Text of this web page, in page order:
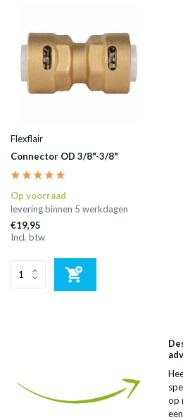
Flexflair
Connector OD 3/8"-3/8"
Op voorraad
levering binnen 5 werkdagen
€19,95
Incl. btw
op